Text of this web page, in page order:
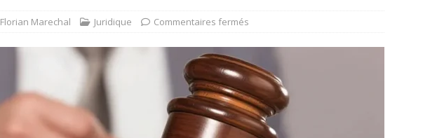
Florian Marechal Juridique Commentaires fermés